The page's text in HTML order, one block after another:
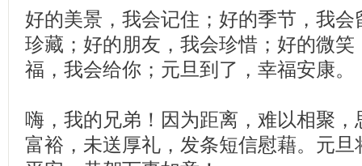
好的美景，我会记住；好的季节，我
珍藏；好的朋友，我会珍惜；好的微
福，我会给你；元旦到了，幸福安康。
嗨，我的兄弟！因为距离，难以相聚
富裕，未送厚礼，发条短信慰藉。元